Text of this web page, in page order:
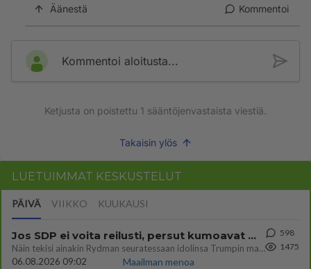
Äänestä Kommentoi
Kommentoi aloitusta...
Ketjusta on poistettu 1 sääntöjenvastaista viestiä.
Takaisin ylös
LUETUIMMAT KESKUSTELUT
PÄIVÄ VIIKKO KUUKAUSI
Jos SDP ei voita reilusti, persut kumoavat demokratian Suomesta
Näin tekisi ainakin Rydman seuratessaan idolinsa Trumpin mallia https://www.is.fi/politiikka/art-2000012187244.html
06.08.2026 09:02
Maailman menoa
598
1475